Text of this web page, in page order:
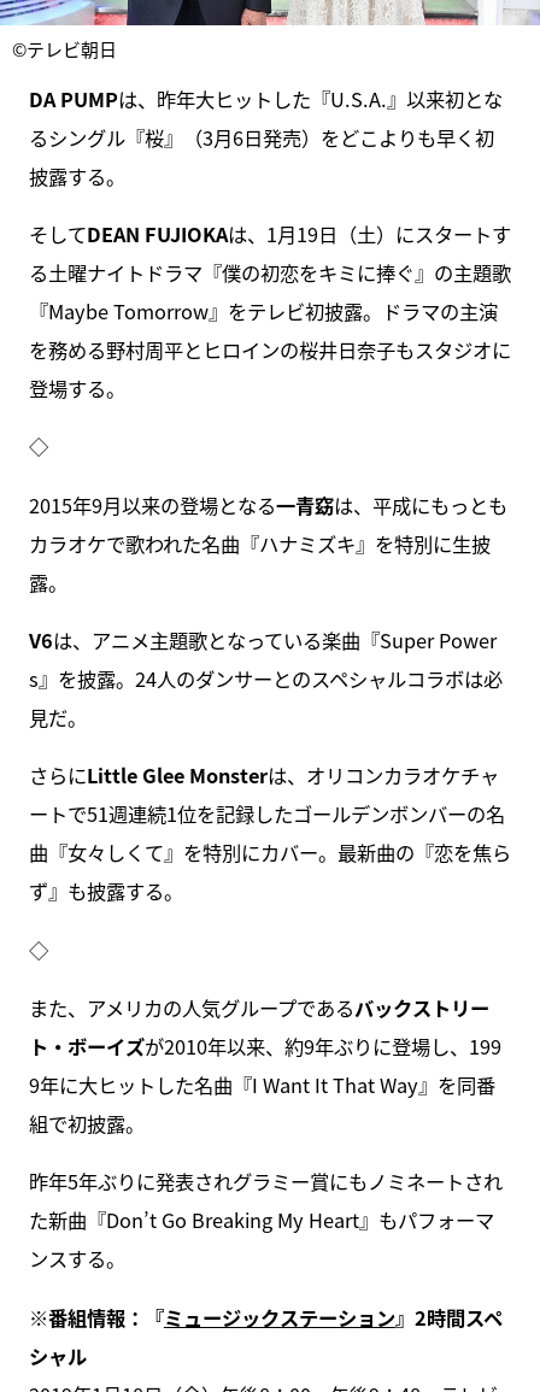
©テレビ朝日
DA PUMPは、昨年大ヒットした『U.S.A.』以来初とな
るシングル『桜』（3月6日発売）をどこよりも早く初
披露する。
そしてDEAN FUJIOKAは、1月19日（土）にスタートす
る土曜ナイトドラマ『僕の初恋をキミに捧ぐ』の主題歌
『Maybe Tomorrow』をテレビ初披露。ドラマの主演
を務める野村周平とヒロインの桜井日奈子もスタジオに
登場する。
◇
2015年9月以来の登場となる一青窈は、平成にもっとも
カラオケで歌われた名曲『ハナミズキ』を特別に生披
露。
V6は、アニメ主題歌となっている楽曲『Super Power
s』を披露。24人のダンサーとのスペシャルコラボは必
見だ。
さらにLittle Glee Monsterは、オリコンカラオケチャ
ートで51週連続1位を記録したゴールデンボンバーの名
曲『女々しくて』を特別にカバー。最新曲の『恋を焦ら
ず』も披露する。
◇
また、アメリカの人気グループであるバックストリー
ト・ボーイズが2010年以来、約9年ぶりに登場し、199
9年に大ヒットした名曲『I Want It That Way』を同番
組で初披露。
昨年5年ぶりに発表されグラミー賞にもノミネートされ
た新曲『Don’t Go Breaking My Heart』もパフォーマ
ンスする。
※番組情報：『ミュージックステーション』2時間スペ
シャル